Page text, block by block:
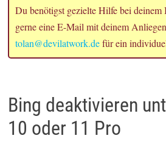
Du benötigst gezielte Hilfe bei
gerne eine E-Mail mit deinem
tolan@devilatwork.defür ein
Bing deaktivieren
10 oder 11 Pro